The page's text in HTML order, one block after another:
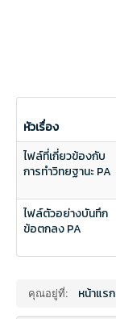
หัวเรื่อง
ไฟล์ที่เกี่ยวข้องกับ
การทำวิทยฐานะ PA
ไฟล์ตัวอย่างบันทึก
ข้อตกลง PA
คุณอยู่ที่: หน้าแรก